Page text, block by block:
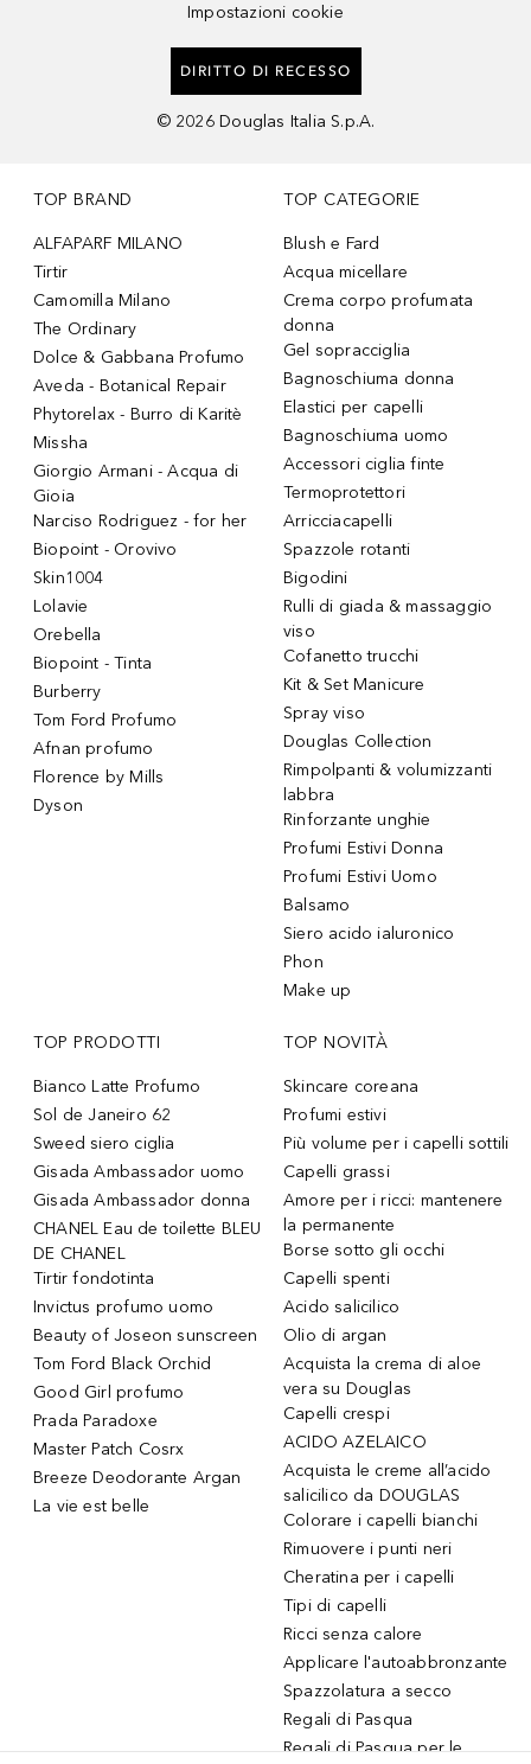
Impostazioni cookie
DIRITTO DI RECESSO
© 2026 Douglas Italia S.p.A.
TOP BRAND
ALFAPARF MILANO
Tirtir
Camomilla Milano
The Ordinary
Dolce & Gabbana Profumo
Aveda - Botanical Repair
Phytorelax - Burro di Karitè
Missha
Giorgio Armani - Acqua di
Gioia
Narciso Rodriguez - for her
Biopoint - Orovivo
Skin1004
Lolavie
Orebella
Biopoint - Tinta
Burberry
Tom Ford Profumo
Afnan profumo
Florence by Mills
Dyson
TOP CATEGORIE
Blush e Fard
Acqua micellare
Crema corpo profumata
donna
Gel sopracciglia
Bagnoschiuma donna
Elastici per capelli
Bagnoschiuma uomo
Accessori ciglia finte
Termoprotettori
Arricciacapelli
Spazzole rotanti
Bigodini
Rulli di giada & massaggio
viso
Cofanetto trucchi
Kit & Set Manicure
Spray viso
Douglas Collection
Rimpolpanti & volumizzanti
labbra
Rinforzante unghie
Profumi Estivi Donna
Profumi Estivi Uomo
Balsamo
Siero acido ialuronico
Phon
Make up
TOP PRODOTTI
Bianco Latte Profumo
Sol de Janeiro 62
Sweed siero ciglia
Gisada Ambassador uomo
Gisada Ambassador donna
CHANEL Eau de toilette BLEU
DE CHANEL
Tirtir fondotinta
Invictus profumo uomo
Beauty of Joseon sunscreen
Tom Ford Black Orchid
Good Girl profumo
Prada Paradoxe
Master Patch Cosrx
Breeze Deodorante Argan
La vie est belle
TOP NOVITÀ
Skincare coreana
Profumi estivi
Più volume per i capelli sottili
Capelli grassi
Amore per i ricci: mantenere
la permanente
Borse sotto gli occhi
Capelli spenti
Acido salicilico
Olio di argan
Acquista la crema di aloe
vera su Douglas
Capelli crespi
ACIDO AZELAICO
Acquista le creme all’acido
salicilico da DOUGLAS
Colorare i capelli bianchi
Rimuovere i punti neri
Cheratina per i capelli
Tipi di capelli
Ricci senza calore
Applicare l'autoabbronzante
Spazzolatura a secco
Regali di Pasqua
Regali di Pasqua per le